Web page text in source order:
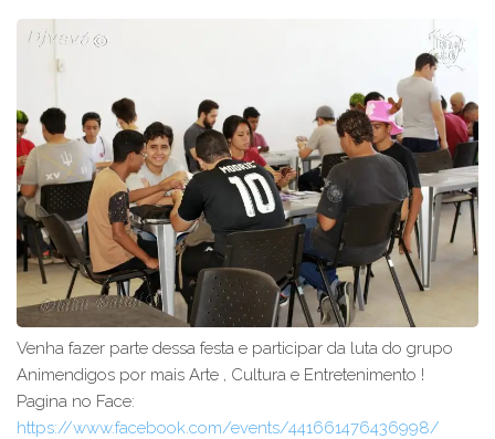
Venha fazer parte dessa festa e participar da luta do grupo
Animendigos por mais Arte , Cultura e Entretenimento !
Pagina no Face:
https://www.facebook.com/events/441661476436998/